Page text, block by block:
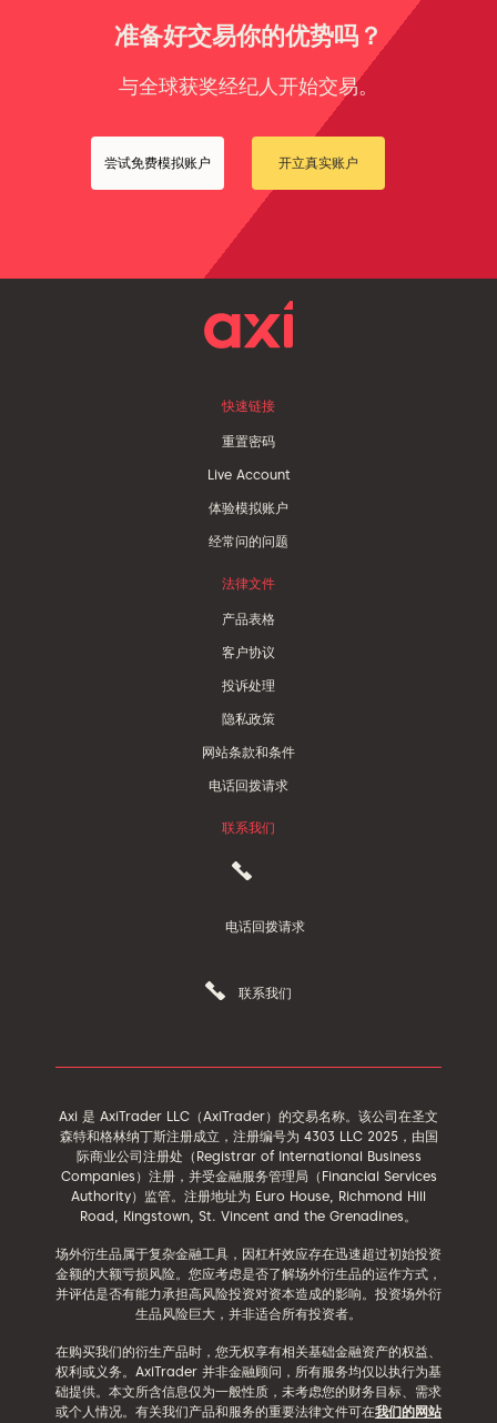
准备好交易你的优势吗？
与全球获奖经纪人开始交易。
尝试免费模拟账户 开立真实账户
快速链接
重置密码
Live Account
体验模拟账户
经常问的问题
法律文件
产品表格
客户协议
投诉处理
隐私政策
网站条款和条件
电话回拨请求
联系我们
电话回拨请求
联系我们
Axi 是 AxiTrader LLC（AxiTrader）的交易名称。该公司在圣文
森特和格林纳丁斯注册成立，注册编号为 4303 LLC 2025，由国
际商业公司注册处（Registrar of International Business
Companies）注册，并受金融服务管理局（Financial Services
Authority）监管。注册地址为 Euro House, Richmond Hill
Road, Kingstown, St. Vincent and the Grenadines。
场外衍生品属于复杂金融工具，因杠杆效应存在迅速超过初始投资
金额的大额亏损风险。您应考虑是否了解场外衍生品的运作方式，
并评估是否有能力承担高风险投资对资本造成的影响。投资场外衍
生品风险巨大，并非适合所有投资者。
在购买我们的衍生产品时，您无权享有相关基础金融资产的权益、
权利或义务。AxiTrader 并非金融顾问，所有服务均仅以执行为基
础提供。本文所含信息仅为一般性质，未考虑您的财务目标、需求
或个人情况。有关我们产品和服务的重要法律文件可在我们的网站